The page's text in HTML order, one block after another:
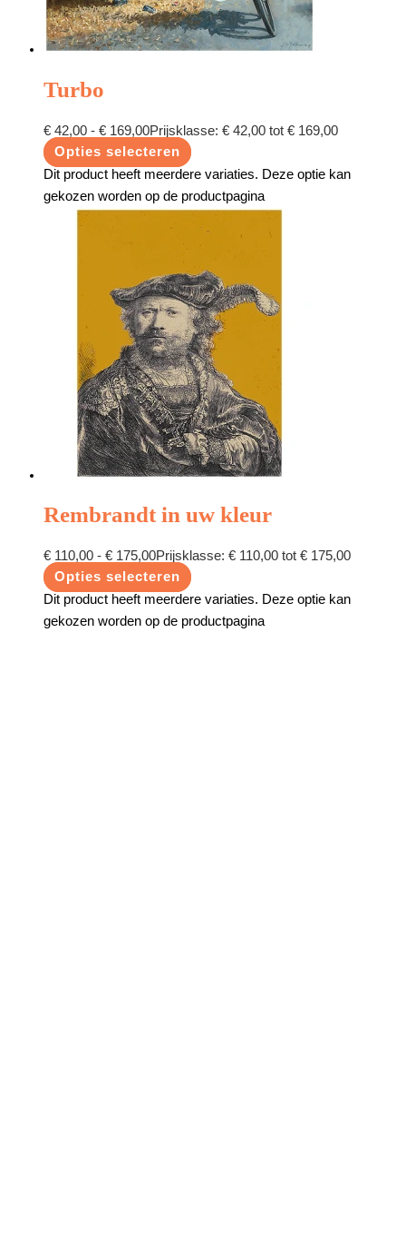
Turbo
€ 42,00 - € 169,00Prijsklasse: € 42,00 tot € 169,00
Opties selecteren
Dit product heeft meerdere variaties. Deze optie kan
gekozen worden op de productpagina
Rembrandt in uw kleur
€ 110,00 - € 175,00Prijsklasse: € 110,00 tot € 175,00
Opties selecteren
Dit product heeft meerdere variaties. Deze optie kan
gekozen worden op de productpagina